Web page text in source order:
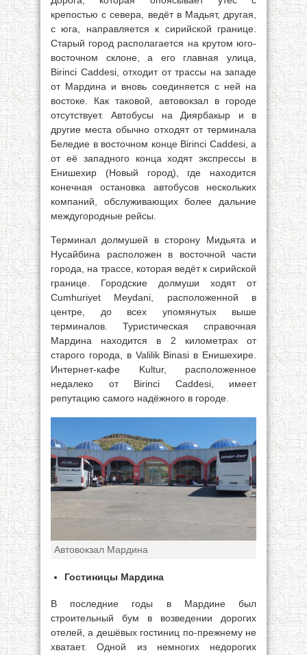
крепостью с севера, ведёт в Мадьят, другая,
с юга, направляется к сирийской границе.
Старый город располагается на крутом юго-
восточном склоне, а его главная улица,
Birinci Caddesi, отходит от трассы на западе
от Мардина и вновь соединяется с ней на
востоке. Как таковой, автовокзал в городе
отсутствует. Автобусы на Диярбакыр и в
другие места обычно отходят от терминала
Беледие в восточном конце Birinci Caddesi, а
от её западного конца ходят экспрессы в
Енишехир (Новый город), где находится
конечная остановка автобусов нескольких
компаний, обслуживающих более дальние
междугородные рейсы.
Терминал долмушей в сторону Мидьята и
Нусайбина расположен в восточной части
города, на трассе, которая ведёт к сирийской
границе. Городские долмуши ходят от
Cumhuriyet Meydani, расположенной в
центре, до всех упомянутых выше
терминалов. Туристическая справочная
Мардина находится в 2 километрах от
старого города, в Valilik Binasi в Енишехире.
Интернет-кафе Kultur, расположенное
недалеко от Birinci Caddesi, имеет
репутацию самого надёжного в городе.
Автовокзал Мардина
Гостиницы Мардина
В последние годы в Мардине был
строительный бум в возведении дорогих
отелей, а дешёвых гостиниц по-прежнему не
хватает. Одной из немногих недорогих